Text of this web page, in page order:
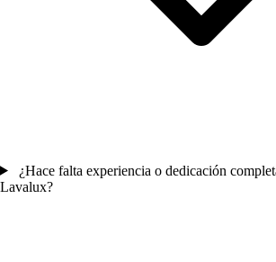
¿Hace falta experiencia o dedicación
Lavalux?